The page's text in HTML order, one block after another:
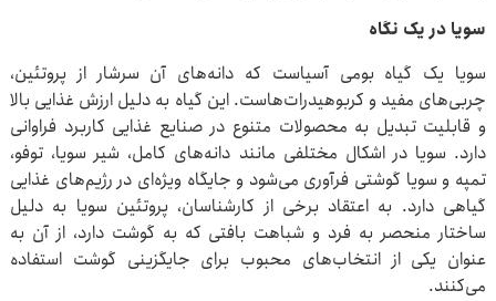
‌سویا در یک نگاه
سویا یک گیاه بومی آسیاست که دانه‌های آن سرشار از پروتئین،
چربی‌های مفید و کربوهیدرات‌هاست. این گیاه به دلیل ارزش غذایی بالا
و قابلیت تبدیل به محصولات متنوع در صنایع غذایی کاربرد فراوانی
دارد. سویا در اشکال مختلفی مانند دانه‌های کامل، شیر سویا، توفو،
تمپه و سویا گوشتی فرآوری می‌شود و جایگاه ویژه‌ای در رژیم‌های غذایی
گیاهی دارد. به اعتقاد برخی از کارشناسان، پروتئین سویا به دلیل
ساختار منحصر به فرد و شباهت بافتی که به گوشت دارد، از آن به
عنوان یکی از انتخاب‌های محبوب برای جایگزینی گوشت استفاده
می‌کنند.